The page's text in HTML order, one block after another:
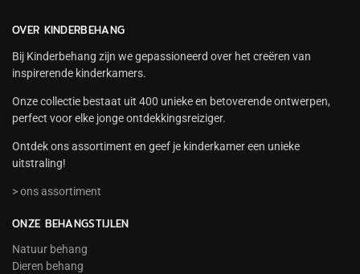
OVER KINDERBEHANG
Bij Kinderbehang zijn we gepassioneerd over het creëren van
inspirerende kinderkamers.
Onze collectie bestaat uit 400 unieke en betoverende ontwerpen,
perfect voor elke jonge ontdekkingsreiziger.
Ontdek ons assortiment en geef je kinderkamer een unieke
uitstraling!
> ons assortiment
ONZE BEHANGSTIJLEN
Natuur behang
Dieren behang